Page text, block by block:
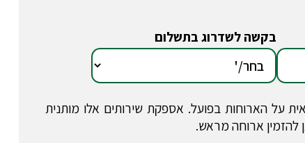
בקשה לשדרוג בתשלום
על הארוחות בפועל. אספקת שירותים אלו מותנית
להזמין ארוחה מראש.